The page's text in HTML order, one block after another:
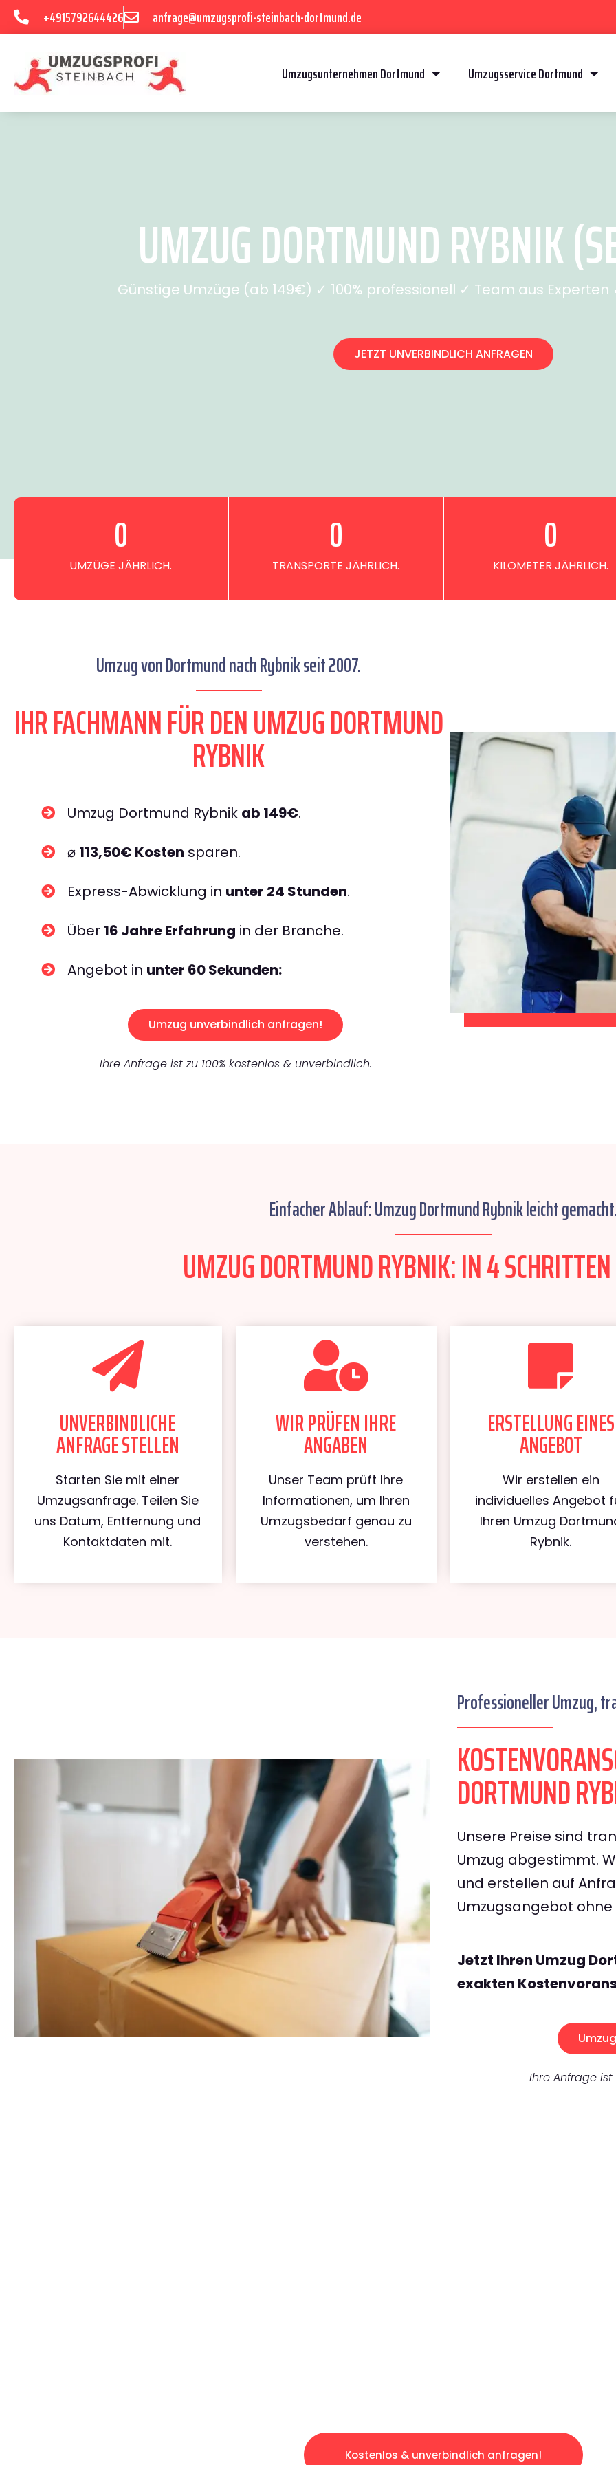
+4915792644426 anfrage@umzugsprofi-steinbach-dortmund.de
Umzugsunternehmen Dortmund Umzugsservice Dortmund
UMZUG DORTMUND RYBNIK
Günstige Umzüge (ab 149€) ✓ 100% professionell ✓ Team aus
JETZT UNVERBINDLICH ANFRAGEN
UMZÜGE JÄHRLICH.
0
TRANSPORTE JÄHRLICH.
0
KILOMETER JÄHRLICH.
0
Umzug von Dortmund nach Rybnik seit 2007.
IHR FACHMANN FÜR DEN UMZUG DORTMUND
RYBNIK
Umzug Dortmund Rybnik ab 149€.
⌀ 113,50€ Kosten sparen.
Express-Abwicklung in unter 24 Stunden.
Über 16 Jahre Erfahrung in der Branche.
Angebot in unter 60 Sekunden:
Umzug unverbindlich anfragen!
Ihre Anfrage ist zu 100% kostenlos & unverbindlich.
Einfacher Ablauf: Umzug Dortmund Rybnik leicht
UMZUG DORTMUND RYBNIK: IN 4
UNVERBINDLICHE
ANFRAGE STELLEN
Starten Sie mit einer
Umzugsanfrage. Teilen Sie
uns Datum, Entfernung und
Kontaktdaten mit.
WIR PRÜFEN IHRE
ANGABEN
Unser Team prüft Ihre
Informationen, um Ihren
Umzugsbedarf genau zu
verstehen.
ERSTELLUNG EINES
ANGEBOT
Wir erstellen ein
individuelles Angebot
Ihren Umzug
Rybnik.
Professioneller Umzug,
DORTMUND
Unsere Preise sind
Umzug abgestimmt.
und erstellen auf
Umzugsangebot
Jetzt Ihren Umzug
exakten
Ihre Anfrage ist
Kostenlos & unverbindlich anfragen!